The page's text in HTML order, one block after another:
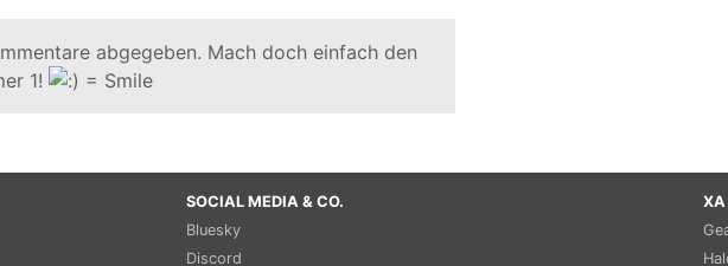
abgegeben. Mach doch einfach den
1!
SOCIAL MEDIA & CO.
Bluesky
Discord
XA